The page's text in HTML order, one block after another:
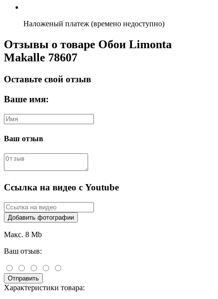
Наложеный платеж (времено недоступно)
Отзывы о товаре Обои Limonta
Makalle 78607
Оставьте свой отзыв
Ваше имя:
Ваш отзыв
Ссылка на видео с Youtube
Добавить фотографии
Макс. 8 Mb
Ваш отзыв:
Отправить
Характеристики товара: